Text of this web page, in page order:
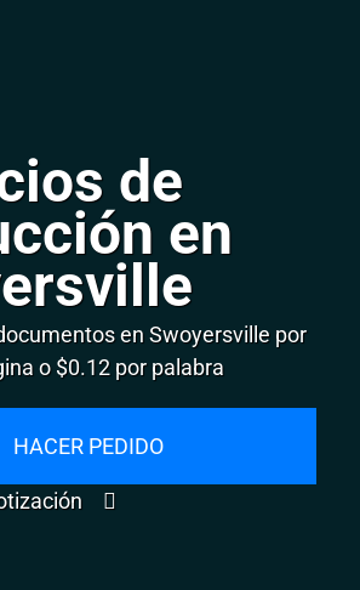
de
en
en Swoyersville por
o $0.12 por palabra
HACER PEDIDO